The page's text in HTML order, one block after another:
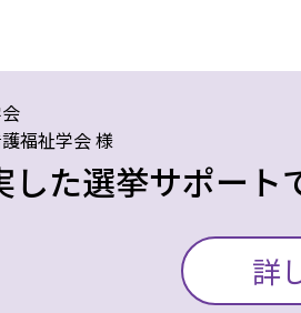
していたおかげで
(エム・イー・シ
相談にのってもら
制限のある労働
きました。
実施中は、大きな
・総務部・事務局
率化も図ること
サービスの多くが
な時だけ利用でき
に際しては、イ
慮や、投票率へ
福祉学会 様
した選挙サポート
の投票用紙を使詳